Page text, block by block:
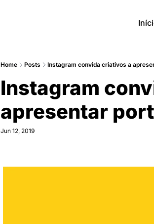
Home Posts Instagram convida criativos a
Instagram
apresentar
Jun 12, 2019